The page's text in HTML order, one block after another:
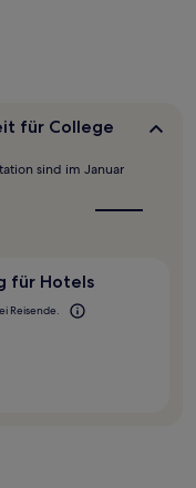
für College
sind im Januar
für Hotels
Reisende.